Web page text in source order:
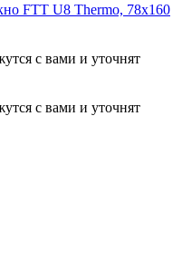
FTT U8 Thermo, 78х160
с вами и уточнят
с вами и уточнят